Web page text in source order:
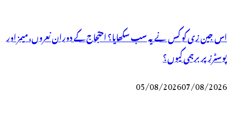
اس جین زی کو کس نے یہ سب سکھایا؟ احتجاج کے دوران نعروں، میمز اور
پوسٹرز پر برہمی کیوں؟
05/08/202607/08/2026